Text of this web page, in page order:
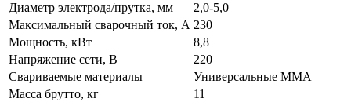
Диаметр электрода/прутка, мм
2,0-5,0
Максимальный сварочный ток, А 230
Мощность, кВт
8,8
Напряжение сети, В
220
Свариваемые материалы
Универсальные ММА
Масса брутто, кг
11